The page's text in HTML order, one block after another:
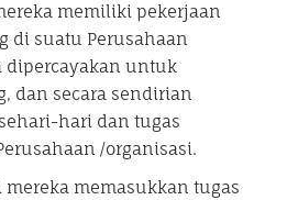
memiliki pekerjaan
di suatu Perusahaan
dipercayakan untuk
dan secara sendirian
hari dan tugas
/organisasi.
mereka memasukkan tugas